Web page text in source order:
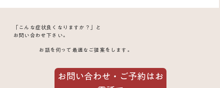
お問い合わせ・ご予約はお
「こんな症状良くなりますか？」と
お問い合わせ下さい。
お話を伺って最適なご提案をします。
け」は親がお手本を示すもの